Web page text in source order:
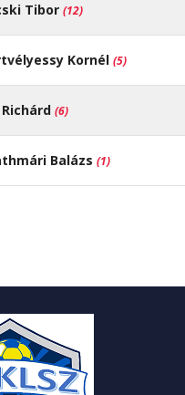
Tibor (12)
Kornél (5)
(6)
Balázs (1)